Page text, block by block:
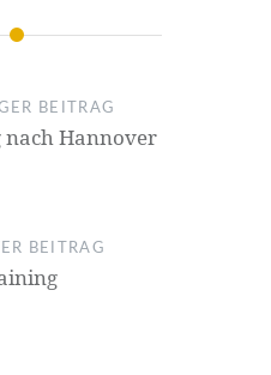
BEITRAG
nach Hannover
BEITRAG